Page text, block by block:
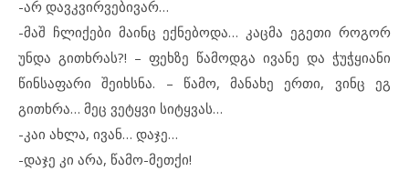
-არ დავკვირვებივარ…
-მაშ ჩლიქები მაინც ექნებოდა… კაცმა ეგეთი როგორ
უნდა გითხრას?! – ფეხზე წამოდგა ივანე და ჭუჭყიანი
წინსაფარი შეიხსნა. – წამო, მანახე ერთი, ვინც ეგ
გითხრა… მეც ვეტყვი სიტყვას…
-კაი ახლა, ივან… დაჯე…
-დაჯე კი არა, წამო-მეთქი!